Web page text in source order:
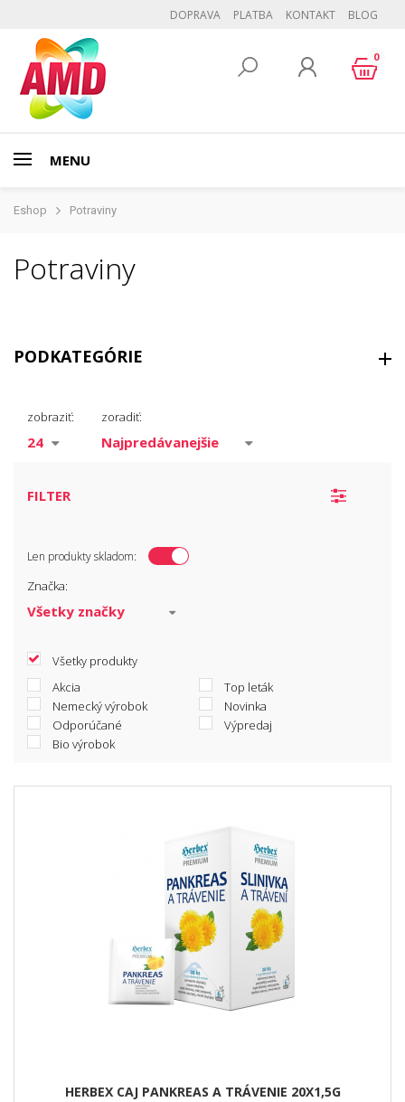
DOPRAVA PLATBA KONTAKT BLOG
0
MENU
Eshop Potraviny
Potraviny
PODKATEGÓRIE
Trvanlivé potraviny
Nápoje
zobraziť: zoradiť:
FILTER
Len produkty skladom:
Značka:
Všetky produkty
Akcia
Top leták
Nemecký výrobok
Novinka
Odporúčané
Výpredaj
Bio výrobok
HERBEX CAJ PANKREAS A TRÁVENIE 20X1,5G